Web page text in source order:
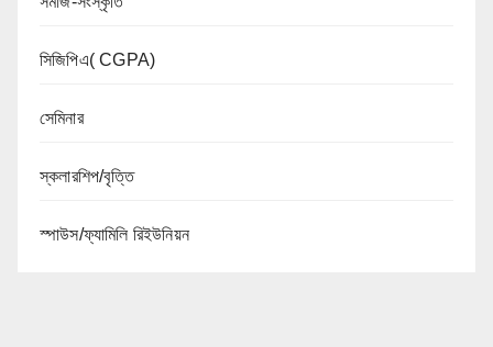
সিজিপিএ( CGPA)
সেমিনার
স্কলারশিপ/বৃত্তি
স্পাউস/ফ্যামিলি রিইউনিয়ন